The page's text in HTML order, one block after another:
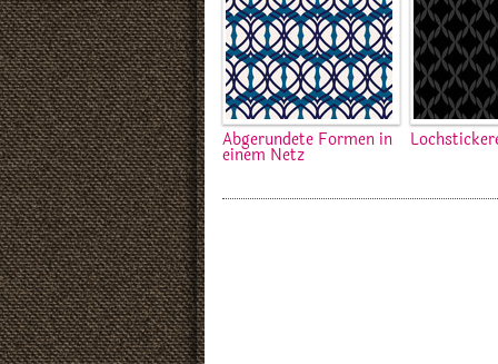
Abgerundete Formen in
einem Netz